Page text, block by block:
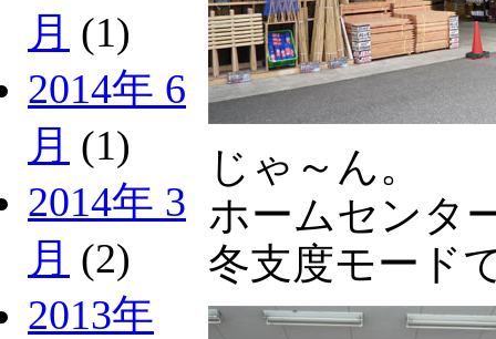
月 (1)
2014年 6
月 (1)
2014年 3
月 (2)
2013年
じゃ～ん。
ホームセンタ
冬支度モード